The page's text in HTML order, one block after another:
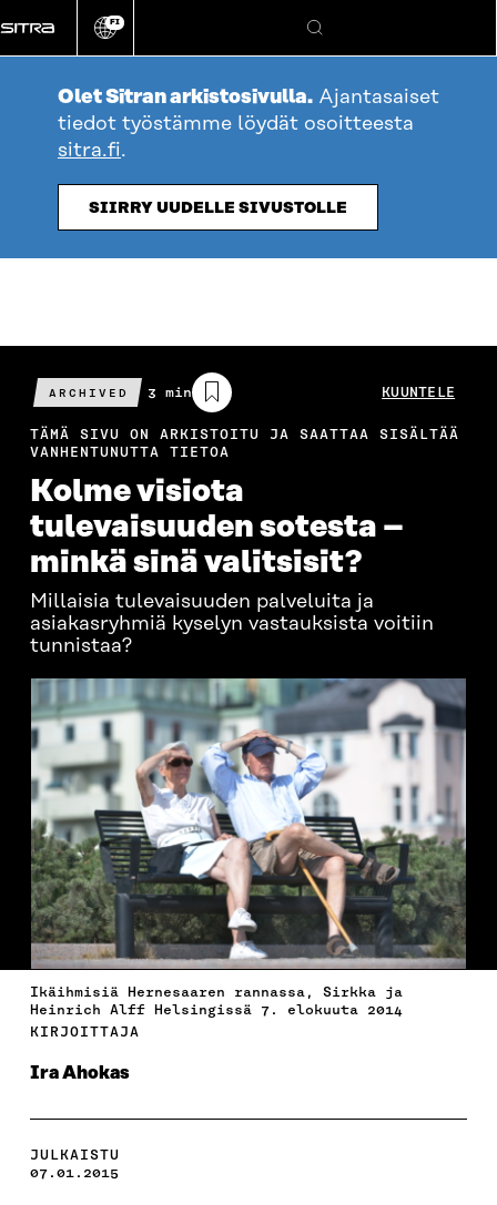
suoraan
sisältöön
Vaihda
kieli
FI
Hae
Olet Sitran arkistosivulla. Ajantasaiset
tiedot työstämme löydät osoitteesta
sitra.fi.
SIIRRY UUDELLE SIVUSTOLLE
ARCHIVED
Arvioitu
lukuaika
3 min KUUNTELE
TÄMÄ SIVU ON ARKISTOITU JA SAATTAA SISÄLTÄÄ
VANHENTUNUTTA TIETOA
Kolme visiota
tulevaisuuden sotesta –
minkä sinä valitsisit?
Millaisia tulevaisuuden palveluita ja
asiakasryhmiä kyselyn vastauksista voitiin
tunnistaa?
Ikäihmisiä Hernesaaren rannassa, Sirkka ja
Heinrich Alff Helsingissä 7. elokuuta 2014
KIRJOITTAJA
Ira Ahokas
JULKAISTU
07.01.2015